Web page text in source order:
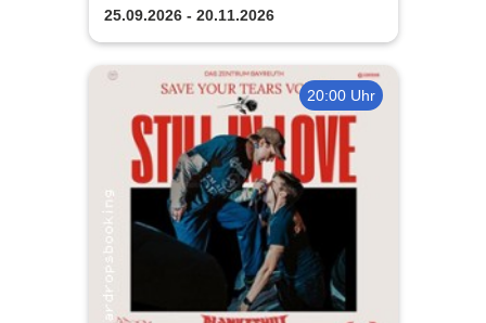
25.09.2026 - 20.11.2026
20:00 Uhr